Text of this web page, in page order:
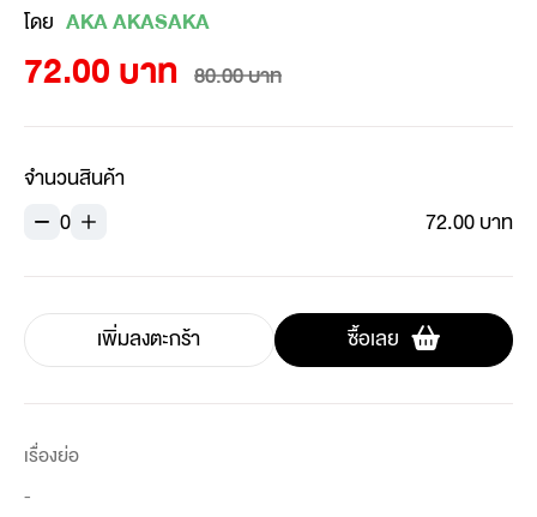
โดย AKA AKASAKA
72.00 บาท 80.00 บาท
จำนวนสินค้า
0
72.00 บาท
เพิ่มลงตะกร้า ซื้อเลย
เรื่องย่อ
-